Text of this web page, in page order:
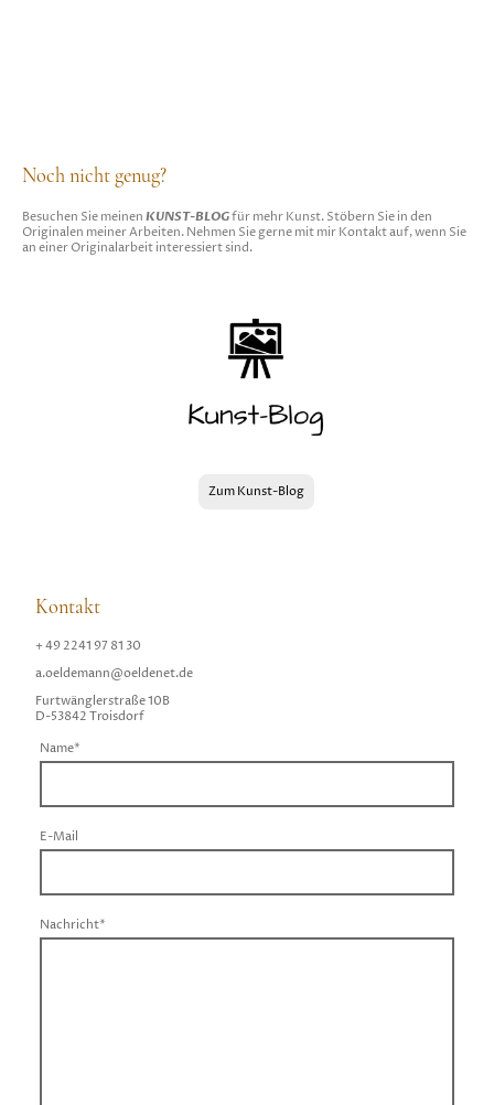
Noch nicht genug?
Besuchen Sie meinen KUNST-BLOGfür mehr Kunst. Stöbern Sie in den
Originalen meiner Arbeiten. Nehmen Sie gerne mit mir Kontakt auf, wenn Sie
an einer Originalarbeit interessiert sind.
Zum Kunst-Blog
Kontakt
+ 49 2241 97 81 30
a.oeldemann@oeldenet.de
Furtwänglerstraße 10B
D-53842 Troisdorf
Name*
E-Mail
Nachricht*